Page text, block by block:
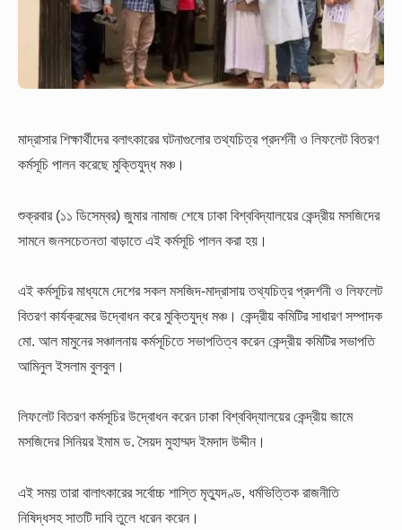
মাদ্রাসার শিক্ষার্থীদের বলাৎকারের ঘটনাগুলোর তথ্যচিত্র প্রদর্শনী ও লিফলেট বিতরণ
কর্মসূচি পালন করেছে মুক্তিযুদ্ধ মঞ্চ।
শুক্রবার (১১ ডিসেম্বর) জুমার নামাজ শেষে ঢাকা বিশ্ববিদ্যালয়ের কেন্দ্রীয় মসজিদের
সামনে জনসচেতনতা বাড়াতে এই কর্মসূচি পালন করা হয়।
এই কর্মসূচির মাধ্যমে দেশের সকল মসজিদ-মাদ্রাসায় তথ্যচিত্র প্রদর্শনী ও লিফলেট
বিতরণ কার্যক্রমের উদ্বোধন করে মুক্তিযুদ্ধ মঞ্চ। কেন্দ্রীয় কমিটির সাধারণ সম্পাদক
মো. আল মামুনের সঞ্চালনায় কর্মসূচিতে সভাপতিত্ব করেন কেন্দ্রীয় কমিটির সভাপতি
আমিনুল ইসলাম বুলবুল।
লিফলেট বিতরণ কর্মসূচির উদ্বোধন করেন ঢাকা বিশ্ববিদ্যালয়ের কেন্দ্রীয় জামে
মসজিদের সিনিয়র ইমাম ড. সৈয়দ মুহাম্মদ ইমদাদ উদ্দীন।
এই সময় তারা বালাৎকারের সর্বোচ্চ শাস্তি মৃত্যুদণ্ড, ধর্মভিত্তিক রাজনীতি
নিষিদ্ধসহ সাতটি দাবি তুলে ধরেন করেন।